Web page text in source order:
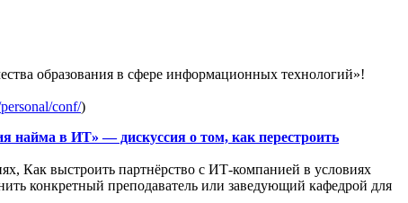
образования в сфере информационных технологий»!
conf/)
найма в ИТ» — дискуссия о том, как перестроить
Как выстроить партнёрство с ИТ-компанией в условиях
конкретный преподаватель или заведующий кафедрой для